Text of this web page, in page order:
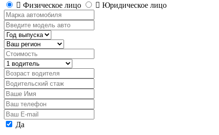
Физическое лицо
Юридическое лицо
Марка
автомобиля
Введите
модель
авто
Год
выпуска
Регион
Стоимость,
руб.
Водитель
Возраст
водителя
Водительский
стаж
Ваше
Имя
Ваш
телефон
Ваш
E-
mail
Персональные
Да